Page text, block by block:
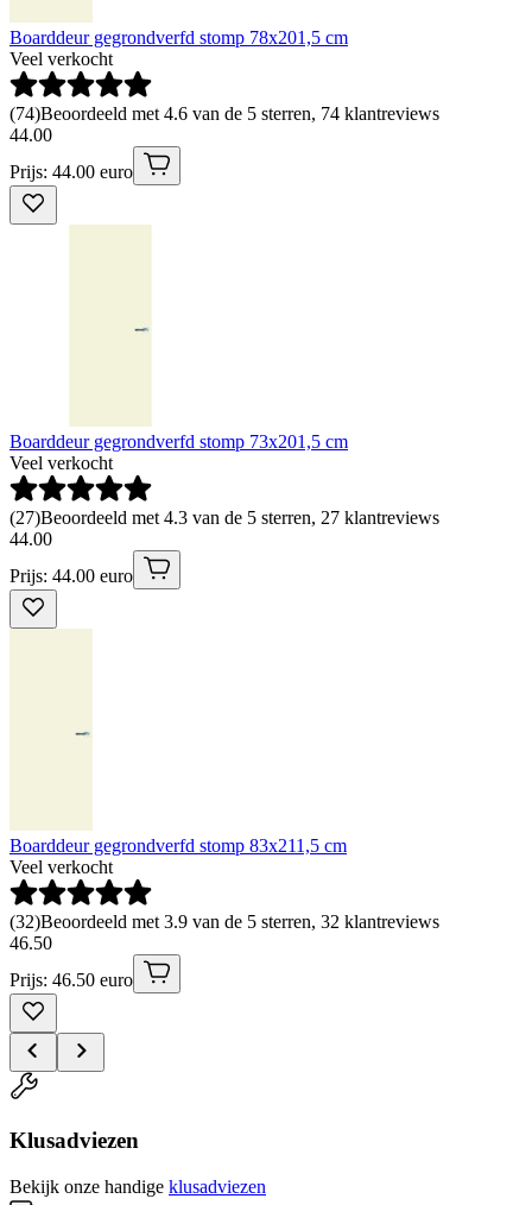
Boarddeur gegrondverfd stomp 78x201,5 cm
Veel verkocht
(74)Beoordeeld met 4.6 van de 5 sterren, 74 klantreviews
44.00
Prijs: 44.00 euro
Boarddeur gegrondverfd stomp 73x201,5 cm
Veel verkocht
(27)Beoordeeld met 4.3 van de 5 sterren, 27 klantreviews
44.00
Prijs: 44.00 euro
Boarddeur gegrondverfd stomp 83x211,5 cm
Veel verkocht
(32)Beoordeeld met 3.9 van de 5 sterren, 32 klantreviews
46.50
Prijs: 46.50 euro
Klusadviezen
Bekijk onze handige klusadviezen